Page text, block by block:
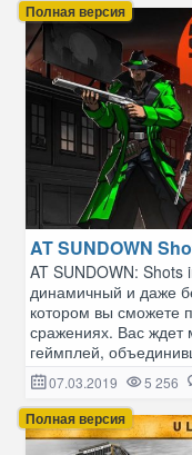
Полная версия
AT SUNDOWN
AT SUNDOWN: Shots
динамичный и даже
котором вы сможете
сражениях. Вас
геймплей,
07.03.2019 5 256
Полная версия